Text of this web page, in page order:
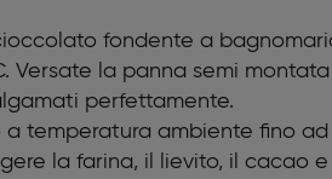
fondente a
Versate la panna semi
perfettamente.
a temperatura ambiente fino
la farina, il lievito, il cacao e